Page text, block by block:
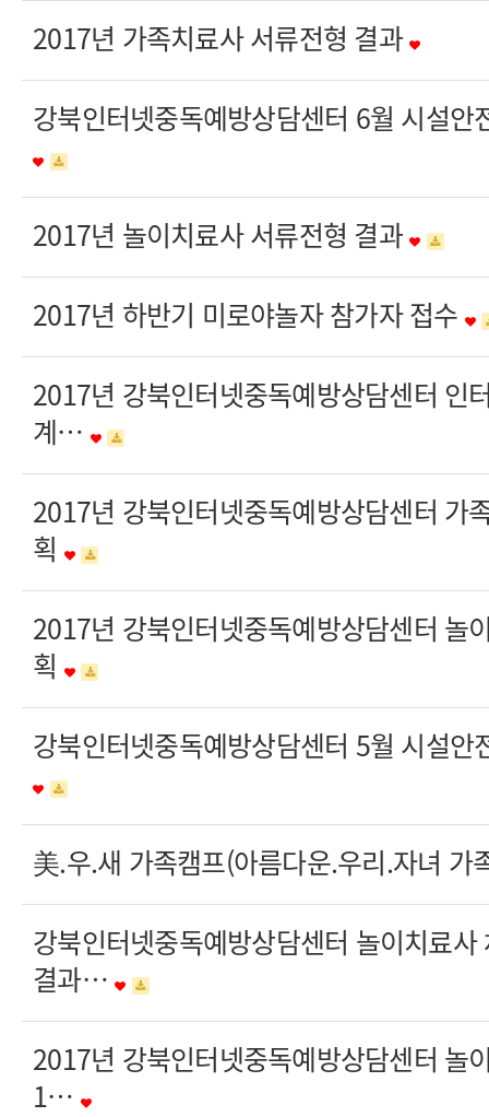
2017년 가족치료사 서류전형 결과
강북인터넷중독예방상담센터 6월 시설안
2017년 놀이치료사 서류전형 결과
2017년 하반기 미로야놀자 참가자 접수
2017년 강북인터넷중독예방상담센터 인
계…
2017년 강북인터넷중독예방상담센터 가
획
2017년 강북인터넷중독예방상담센터 놀
획
강북인터넷중독예방상담센터 5월 시설안
美.우.새 가족캠프(아름다운.우리.자녀
강북인터넷중독예방상담센터 놀이치료사
결과…
2017년 강북인터넷중독예방상담센터 놀
1…